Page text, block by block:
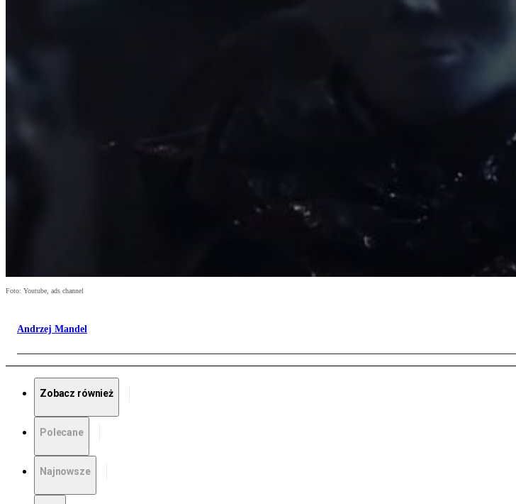
Foto: Youtube, ads channel
Andrzej Mandel
Zobacz również
Polecane
Najnowsze